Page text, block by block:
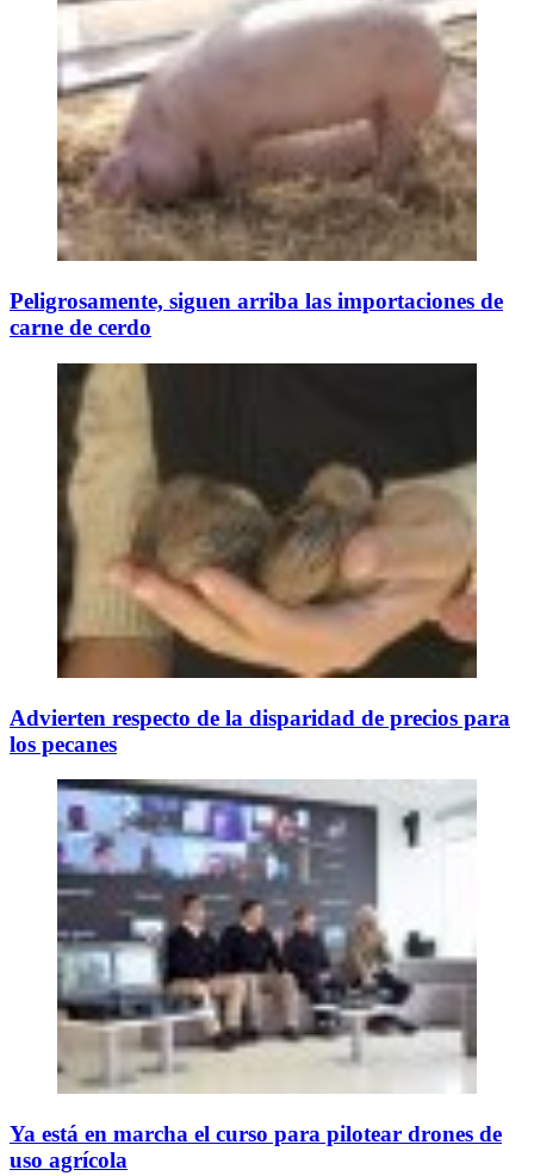
Peligrosamente, siguen arriba las importaciones de
carne de cerdo
Advierten respecto de la disparidad de precios para
los pecanes
Ya está en marcha el curso para pilotear drones de
uso agrícola